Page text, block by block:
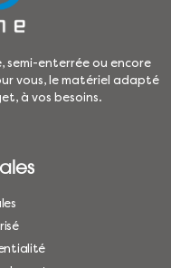
semi-enterrée ou encore
vous, le matériel adapté
à vos besoins.